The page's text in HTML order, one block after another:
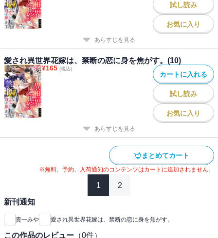
試し読み
お気に入り
あらすじを見る
愛され異世界花嫁は、禁断の恋に身を焦がす。(10)
¥165 (税込)
カートに入れる
試し読み
お気に入り
あらすじを見る
まとめてカート
※無料、予約、入荷通知のコンテンツはカートに追加されません。
1 2
新刊通知
貴一みや 愛され異世界花嫁は、禁断の恋に身を焦がす。
この作品のレビュー （0件）